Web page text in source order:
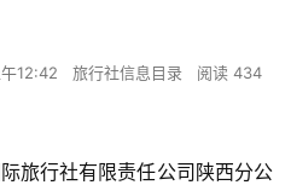
12:42 旅行社信息目录 阅读 434
旅行社有限责任公司陕西分公